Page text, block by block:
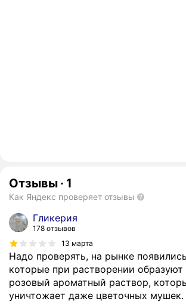
Отзывы · 1
Как Яндекс проверяет отзывы
Гликерия
178 отзывов
13 марта
Надо проверять, на рынке
которые при растворении
розовый ароматный раствор,
уничтожает даже цветочных